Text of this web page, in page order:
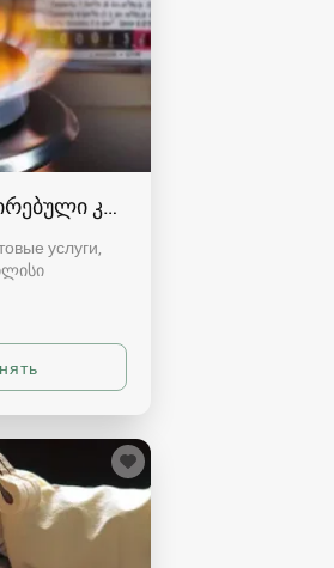
კომპანია
услуги,